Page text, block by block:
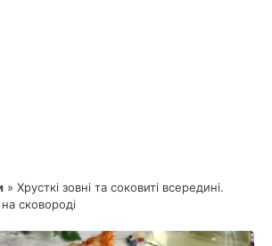
» Хрусткі зовні та соковиті всередині.
сковороді